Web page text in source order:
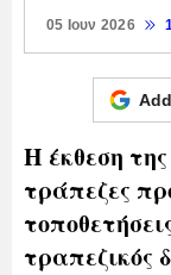
05 Ιουν 2026
Η έκθεση
τράπεζες
τραπεζικός